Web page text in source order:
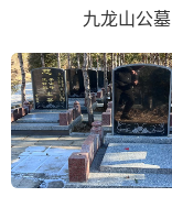
九龙山公墓